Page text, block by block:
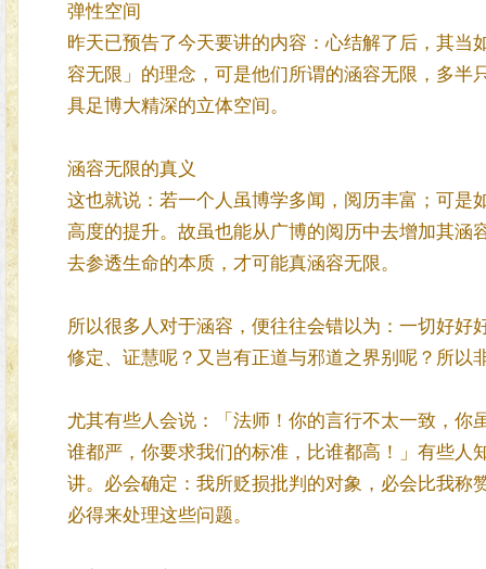
弹性空间
昨天已预告了今天要讲的内容：心结解了后，其
容无限」的理念，可是他们所谓的涵容无限，多半
具足博大精深的立体空间。
涵容无限的真义
这也就说：若一个人虽博学多闻，阅历丰富；可是
高度的提升。故虽也能从广博的阅历中去增加其涵
去参透生命的本质，才可能真涵容无限。
所以很多人对于涵容，便往往会错以为：一切好
修定、证慧呢？又岂有正道与邪道之界别呢？所以
尤其有些人会说：「法师！你的言行不太一致，
谁都严，你要求我们的标准，比谁都高！」有些人
讲。必会确定：我所贬损批判的对象，必会比我称
必得来处理这些问题。